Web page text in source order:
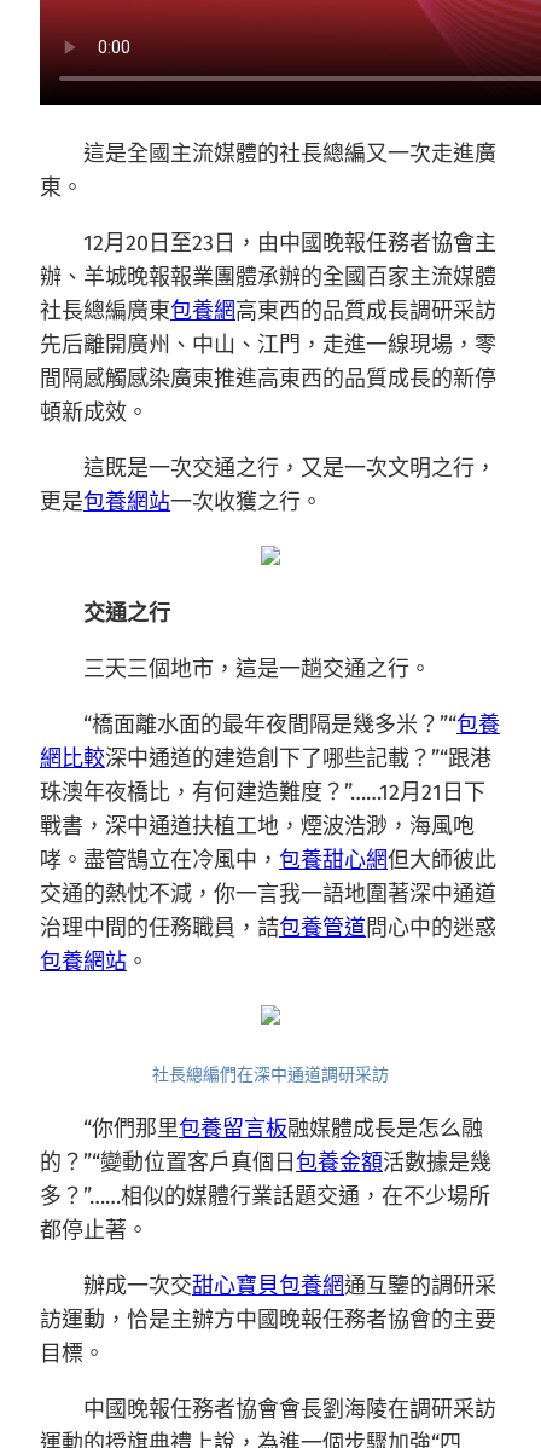
這是全國主流媒體的社長總編又一次走進廣
東。
12月20日至23日，由中國晚報任務者協會主
辦、羊城晚報報業團體承辦的全國百家主流媒體
社長總編廣東包養網高東西的品質成長調研采訪
先后離開廣州、中山、江門，走進一線現場，零
間隔感觸感染廣東推進高東西的品質成長的新停
頓新成效。
這既是一次交通之行，又是一次文明之行，
更是包養網站一次收獲之行。
交通之行
三天三個地市，這是一趟交通之行。
“橋面離水面的最年夜間隔是幾多米？”“包養
網比較深中通道的建造創下了哪些記載？”“跟港
珠澳年夜橋比，有何建造難度？”……12月21日下
戰書，深中通道扶植工地，煙波浩渺，海風咆
哮。盡管鵠立在冷風中， 包養甜心網但大師彼此
交通的熱忱不減，你一言我一語地圍著深中通道
治理中間的任務職員，詰包養管道問心中的迷惑
包養網站 。
社長總編們在深中通道調研采訪
“你們那里包養留言板融媒體成長是怎么融
的？”“變動位置客戶真個日包養金額活數據是幾
多？”……相似的媒體行業話題交通，在不少場所
都停止著。
辦成一次交甜心寶貝包養網通互鑒的調研采
訪運動，恰是主辦方中國晚報任務者協會的主要
目標。
中國晚報任務者協會會長劉海陵在調研采訪